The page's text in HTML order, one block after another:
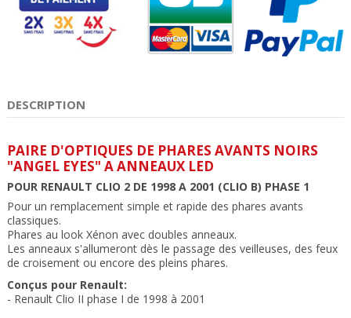
DESCRIPTION
PAIRE D'OPTIQUES DE PHARES AVANTS NOIRS
"ANGEL EYES" A ANNEAUX LED
POUR RENAULT CLIO 2 DE 1998 A 2001 (CLIO B) PHASE 1
Pour un remplacement simple et rapide des phares avants
classiques.
Phares au look Xénon avec doubles anneaux.
Les anneaux s'allumeront dès le passage des veilleuses, des feux
de croisement ou encore des pleins phares.
Conçus pour Renault:
- Renault Clio II phase I de 1998 à 2001